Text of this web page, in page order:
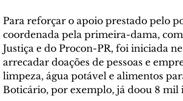
Para reforçar o apoio prestado pelo
coordenada pela primeira-dama,
Justiça e do Procon-PR, foi iniciada
arrecadar doações de pessoas e
limpeza, água potável e alimentos
Boticário, por exemplo, já doou 8 mil